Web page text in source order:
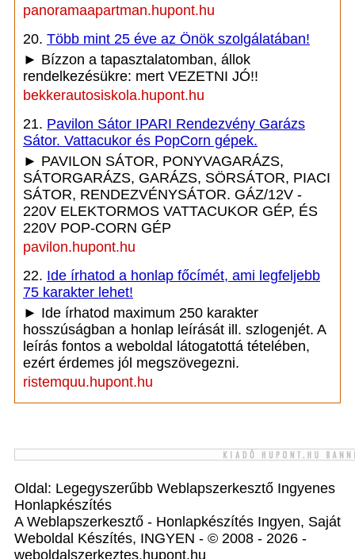
panoramaapartman.hupont.hu
20. Több mint 25 éve az Önök szolgálatában!
► Bízzon a tapasztalatomban, állok
rendelkezésükre: mert VEZETNI JÓ!!
bekkerautosiskola.hupont.hu
21. Pavilon Sátor IPARI Rendezvény Garázs
Sátor. Vattacukor és PopCorn gépek.
► PAVILON SÁTOR, PONYVAGARÁZS,
SÁTORGARÁZS, GARÁZS, SÖRSÁTOR, PIACI
SÁTOR, RENDEZVÉNYSÁTOR. GÁZ/12V -
220V ELEKTORMOS VATTACUKOR GÉP, ÉS
220V POP-CORN GÉP
pavilon.hupont.hu
22. Ide írhatod a honlap főcímét, ami legfeljebb
75 karakter lehet!
► Ide írhatod maximum 250 karakter
hosszúságban a honlap leírását ill. szlogenjét. A
leírás fontos a weboldal látogatottá tételében,
ezért érdemes jól megszövegezni.
ristemquu.hupont.hu
Oldal: Legegyszerűbb Weblapszerkesztő Ingyenes
Honlapkészítés
A Weblapszerkesztő - Honlapkészítés Ingyen, Saját
Weboldal Készítés, INGYEN - © 2008 - 2026 -
weboldalszerkeztes.hupont.hu